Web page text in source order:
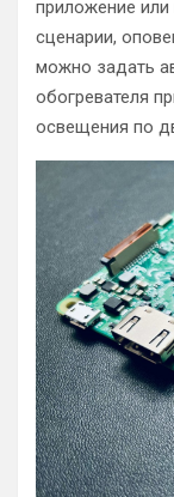
приложение
сценарии,
можно задать
обогревателя
освещения по